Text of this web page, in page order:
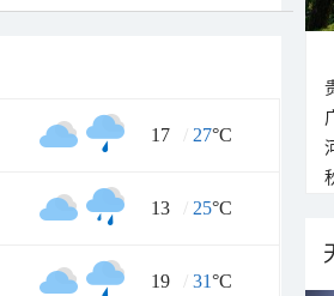
17 / 27°C
13 / 25°C
19 / 31°C